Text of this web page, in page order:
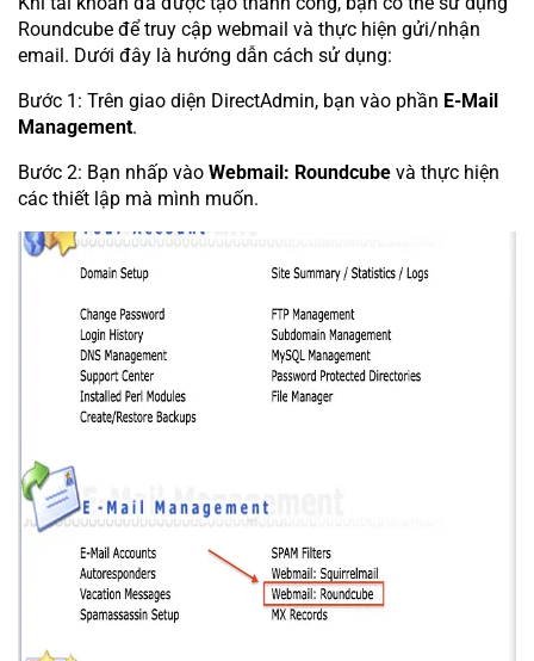
Roundcube để truy cập webmail và thực hiện gửi/nhận
email. Dưới đây là hướng dẫn cách sử dụng:
Bước 1: Trên giao diện DirectAdmin, bạn vào phần E-Mail
Management.
Bước 2: Bạn nhấp vào Webmail: Roundcube và thực hiện
các thiết lập mà mình muốn.